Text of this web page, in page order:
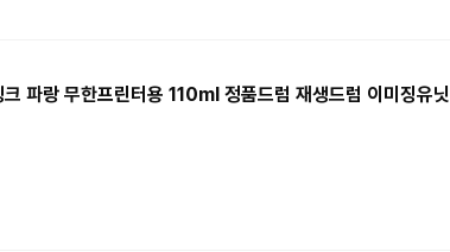
파랑 무한프린터용 110ml 정품드럼 재생드럼 이미징유닛